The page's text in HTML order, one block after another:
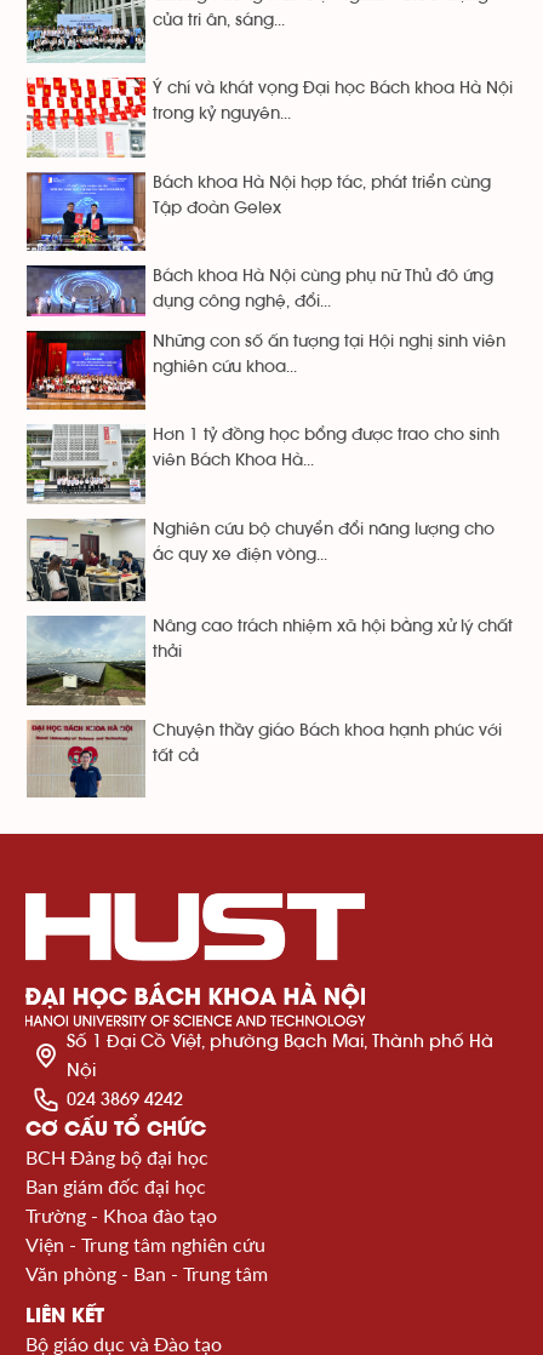
của tri ân, sáng...
Ý chí và khát vọng Đại học Bách khoa Hà Nội
trong kỷ nguyên...
Bách khoa Hà Nội hợp tác, phát triển cùng
Tập đoàn Gelex
Bách khoa Hà Nội cùng phụ nữ Thủ đô ứng
dụng công nghệ, đổi...
Những con số ấn tượng tại Hội nghị sinh viên
nghiên cứu khoa...
Hơn 1 tỷ đồng học bổng được trao cho sinh
viên Bách Khoa Hà...
Nghiên cứu bộ chuyển đổi năng lượng cho
ắc quy xe điện vòng...
Nâng cao trách nhiệm xã hội bằng xử lý chất
thải
Chuyện thầy giáo Bách khoa hạnh phúc với
tất cả
Số 1 Đại Cồ Việt, phường Bạch Mai, Thành phố Hà
Nội
024 3869 4242
CƠ CẤU TỔ CHỨC
BCH Đảng bộ đại học
Ban giám đốc đại học
Trường - Khoa đào tạo
Viện - Trung tâm nghiên cứu
Văn phòng - Ban - Trung tâm
LIÊN KẾT
Bộ giáo dục và Đào tạo